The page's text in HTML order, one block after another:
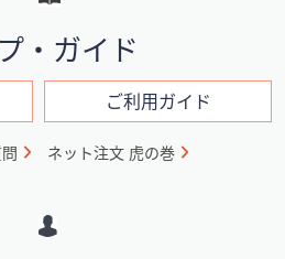
・ガイド
ご利用ガイド
ネット注文 虎の巻